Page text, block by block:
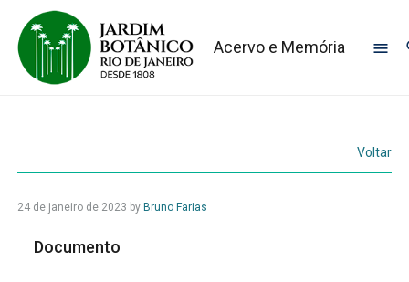
Acervo e Memória
Voltar
24 de janeiro de 2023 by Bruno Farias
Documento